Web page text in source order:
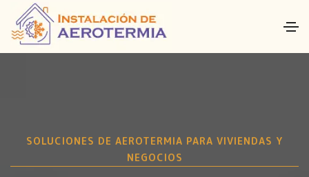
SOLUCIONES DE AEROTERMIA PARA VIVIENDAS Y
NEGOCIOS